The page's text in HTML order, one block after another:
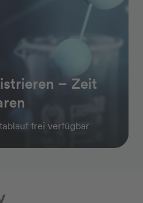
– Zeit
frei verfügbar